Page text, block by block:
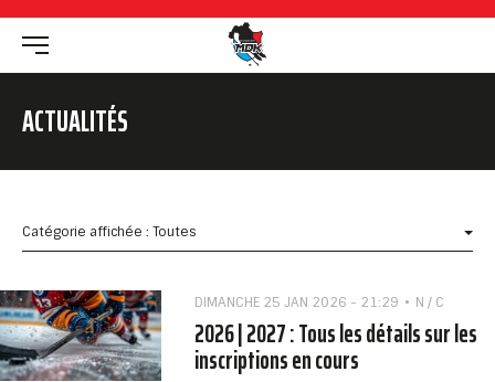
ACTUALITÉS
Catégorie affichée : Toutes
DIMANCHE 25 JAN 2026 - 21:29 N / C
2026 | 2027 : Tous les détails sur les
inscriptions en cours